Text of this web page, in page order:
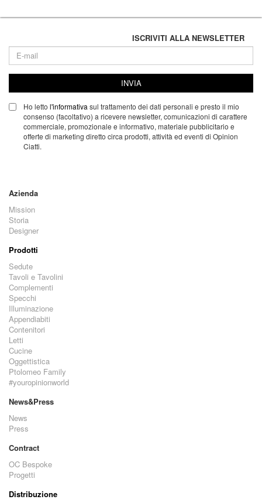
ISCRIVITI ALLA NEWSLETTER
INVIA
Ho letto l'informativa sul trattamento dei dati personali e presto il mio
consenso (facoltativo) a ricevere newsletter, comunicazioni di carattere
commerciale, promozionale e informativo, materiale pubblicitario e
offerte di marketing diretto circa prodotti, attività ed eventi di Opinion
Ciatti.
Azienda
Mission
Storia
Designer
Prodotti
Sedute
Tavoli e Tavolini
Complementi
Specchi
Illuminazione
Appendiabiti
Contenitori
Letti
Cucine
Oggettistica
Ptolomeo Family
#youropinionworld
News&Press
News
Press
Contract
OC Bespoke
Progetti
Distribuzione